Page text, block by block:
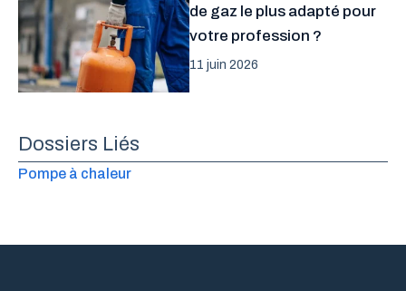
de gaz le plus adapté pour
votre profession ?
11 juin 2026
Dossiers Liés
Pompe à chaleur